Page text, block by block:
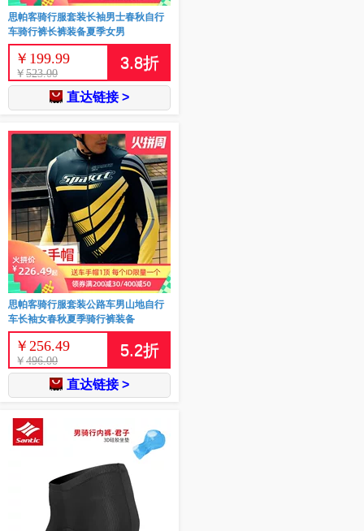
思帕客骑行服套装长袖男士春秋自行
车骑行裤长裤装备夏季女男
￥ 199.99
￥ 523.00
3.8折
直达链接 >
思帕客骑行服套装公路车男山地自行
车长袖女春秋夏季骑行裤装备
￥ 256.49
￥ 496.00
5.2折
直达链接 >